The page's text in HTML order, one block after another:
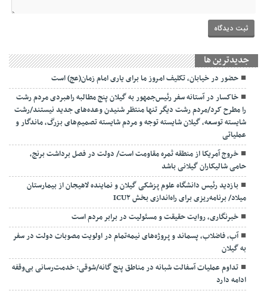
جديدترين ها
حضور در خیابان، تکلیف امروز ما برای یاری امام زمان(عج) است
خاکسار در آستانه سفر رئیس‌جمهور به گیلان پنج مطالبه راهبردی مردم رشت
را مطرح کرد/مردم رشت دیگر تنها منتظر شنیدن وعده‌های جدید نیستند/رشت
شایسته توسعه، گیلان شایسته توجه و مردم شایسته تصمیم‌های بزرگ، ماندگار و
عملیاتی
خروج آمریکا از منطقه ثمره مقاومت است/ دولت در فصل برداشت برنج،
حامی شالیکاران گیلانی باشد
بازدید رئیس دانشگاه علوم پزشکی گیلان و نماینده لاهیجان از بیمارستان
میلاد/ برنامه‌ریزی برای راه‌اندازی بخش ICU۲
خبرنگاری، روایت حقیقت و مسئولیت‌ در برابر مردم است
آب، فاضلاب، پسماند و پروژه‌های نیمه‌تمام در اولویت مصوبات دولت در سفر
به گیلان
تداوم عملیات آسفالت‌ شبانه در مناطق پنج گانه/شوقی: خدمت‌رسانی بی‌وقفه
ادامه دارد